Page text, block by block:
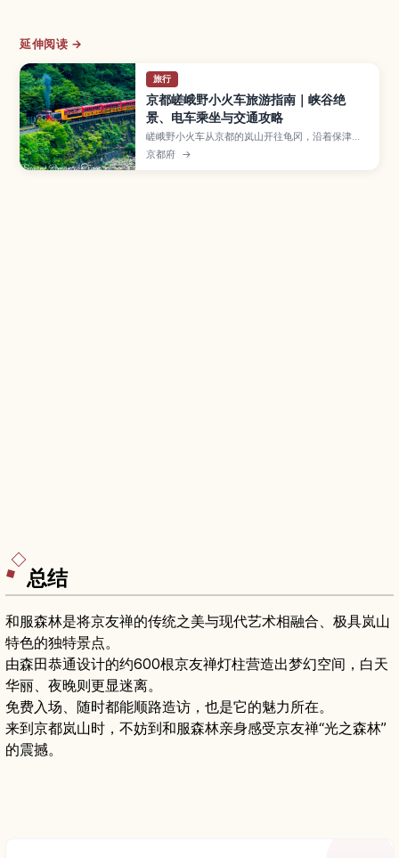
延伸阅读 →
旅行
京都嵯峨野小火车旅游指南｜峡谷绝
景、电车乘坐与交通攻略
嵯峨野小火车从京都的岚山开往龟冈，沿着保津川
峡谷缓慢前行，是欣赏春樱与秋枫的人气观光列
车。本文将介绍最佳乘车季节、车票购买与预约方
京都府 →
总结
和服森林是将京友禅的传统之美与现代艺术相融合、极具岚山
特色的独特景点。
由森田恭通设计的约600根京友禅灯柱营造出梦幻空间，白天
华丽、夜晚则更显迷离。
免费入场、随时都能顺路造访，也是它的魅力所在。
来到京都岚山时，不妨到和服森林亲身感受京友禅“光之森林”
的震撼。